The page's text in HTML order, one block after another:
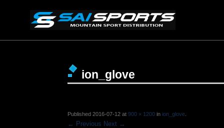
ion_glove
Published 2016-07-12 at 900 × 1200 in ion_glove
← Previous Next →